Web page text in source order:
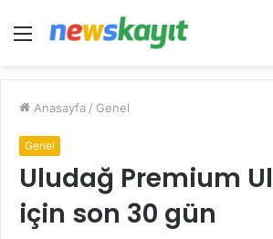
Menü
Anasayfa / Genel
Genel
Uludağ Premium
için son 30 gün